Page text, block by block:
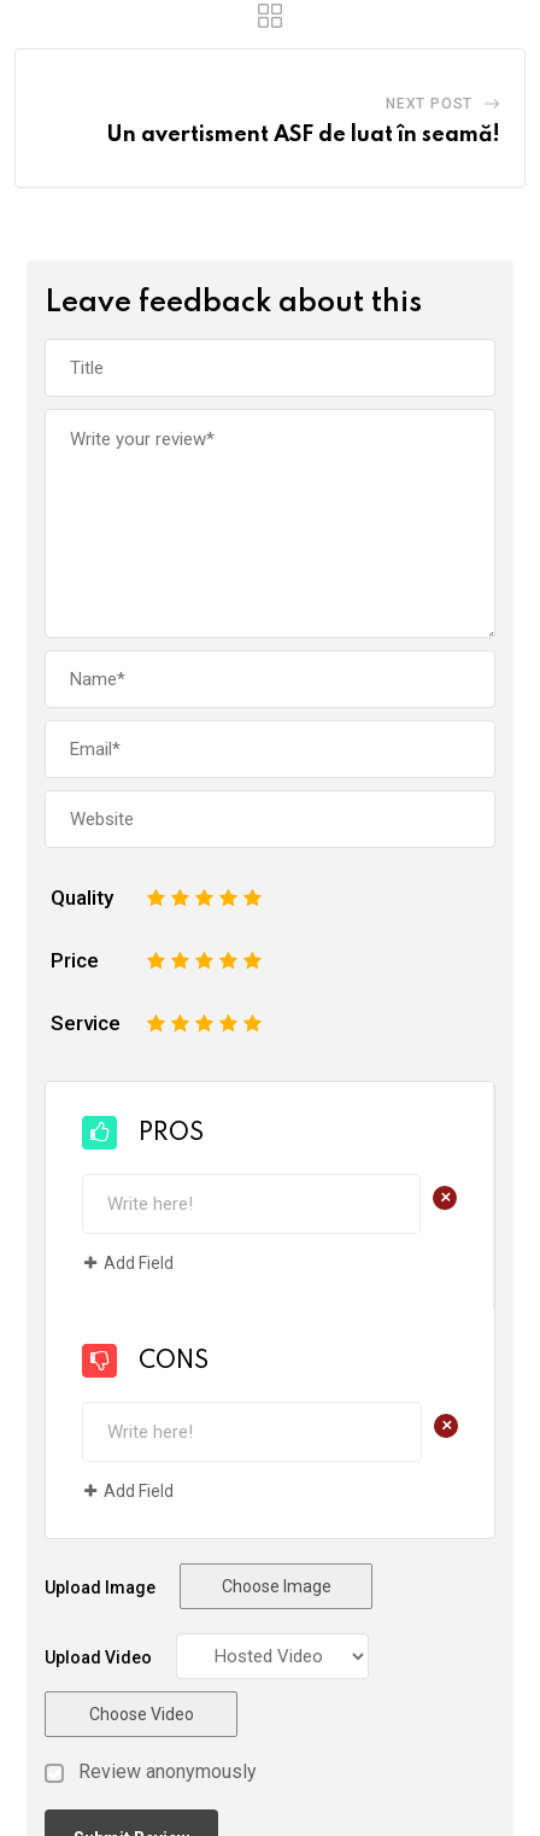
NEXT POST
Un avertisment ASF de luat în seamă!
Leave feedback about this
Quality 5
4
3
2
Price 5
4
3
2
Service 5
4
3
2
PROS
+
Add Field
CONS
+
Add Field
Upload Image Choose Image
Upload Video
Choose Video
Review anonymously